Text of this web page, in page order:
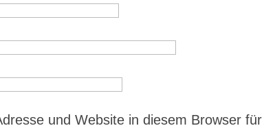
und Website in diesem Browser